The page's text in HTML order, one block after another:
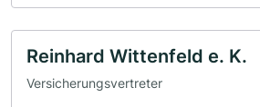
Reinhard Wittenfeld e. K.
Versicherungsvertreter